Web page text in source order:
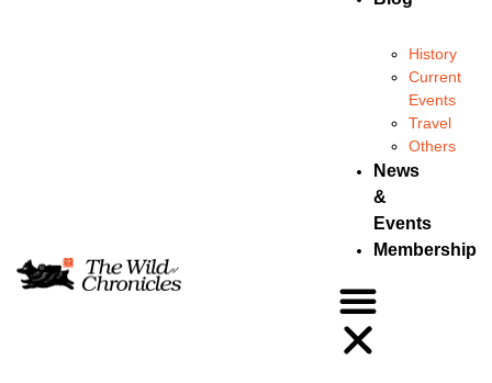
History
Current
Events
Travel
Others
News
&
Events
Membership